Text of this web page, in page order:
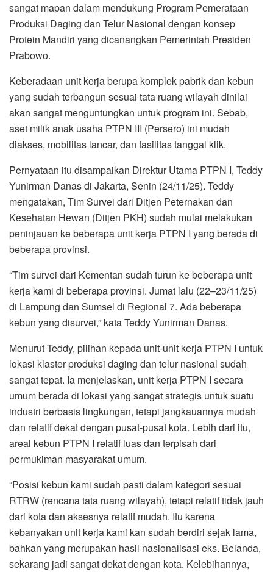
sangat mapan dalam mendukung Program Pemerataan
Produksi Daging dan Telur Nasional dengan konsep
Protein Mandiri yang dicanangkan Pemerintah Presiden
Prabowo.
Keberadaan unit kerja berupa komplek pabrik dan kebun
yang sudah terbangun sesuai tata ruang wilayah dinilai
akan sangat menguntungkan untuk program ini. Sebab,
aset milik anak usaha PTPN III (Persero) ini mudah
diakses, mobilitas lancar, dan fasilitas tanggal klik.
Pernyataan itu disampaikan Direktur Utama PTPN I, Teddy
Yunirman Danas di Jakarta, Senin (24/11/25). Teddy
mengatakan, Tim Survei dari Ditjen Peternakan dan
Kesehatan Hewan (Ditjen PKH) sudah mulai melakukan
peninjauan ke beberapa unit kerja PTPN I yang berada di
beberapa provinsi.
“Tim survei dari Kementan sudah turun ke beberapa unit
kerja kami di beberapa provinsi. Jumat lalu (22–23/11/25)
di Lampung dan Sumsel di Regional 7. Ada beberapa
kebun yang disurvei,” kata Teddy Yunirman Danas.
Menurut Teddy, pilihan kepada unit-unit kerja PTPN I untuk
lokasi klaster produksi daging dan telur nasional sudah
sangat tepat. Ia menjelaskan, unit kerja PTPN I secara
umum berada di lokasi yang sangat strategis untuk suatu
industri berbasis lingkungan, tetapi jangkauannya mudah
dan relatif dekat dengan pusat-pusat kota. Lebih dari itu,
areal kebun PTPN I relatif luas dan terpisah dari
permukiman masyarakat umum.
“Posisi kebun kami sudah pasti dalam kategori sesuai
RTRW (rencana tata ruang wilayah), tetapi relatif tidak jauh
dari kota dan aksesnya relatif mudah. Itu karena
kebanyakan unit kerja kami kan sudah berdiri sejak lama,
bahkan yang merupakan hasil nasionalisasi eks. Belanda,
sekarang jadi sangat dekat dengan kota. Kelebihannya,